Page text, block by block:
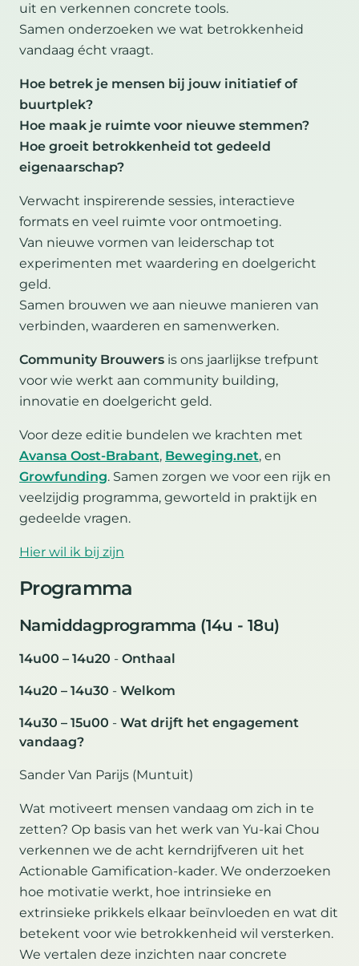
uit en verkennen concrete tools.
Samen onderzoeken we wat betrokkenheid
vandaag écht vraagt.
Hoe betrek je mensen bij jouw initiatief of
buurtplek?
Hoe maak je ruimte voor nieuwe stemmen?
Hoe groeit betrokkenheid tot gedeeld
eigenaarschap?
Verwacht inspirerende sessies, interactieve
formats en veel ruimte voor ontmoeting.
Van nieuwe vormen van leiderschap tot
experimenten met waardering en doelgericht
geld.
Samen brouwen we aan nieuwe manieren van
verbinden, waarderen en samenwerken.
Community Brouwers is ons jaarlijkse trefpunt
voor wie werkt aan community building,
innovatie en doelgericht geld.
Voor deze editie bundelen we krachten met
Avansa Oost-Brabant, Beweging.net, en
Growfunding. Samen zorgen we voor een rijk en
veelzijdig programma, geworteld in praktijk en
gedeelde vragen.
Hier wil ik bij zijn
Programma
Namiddagprogramma (14u - 18u)
14u00 – 14u20 - Onthaal
14u20 – 14u30 - Welkom
14u30 – 15u00 - Wat drijft het engagement
vandaag?
Sander Van Parijs (Muntuit)
Wat motiveert mensen vandaag om zich in te
zetten? Op basis van het werk van Yu-kai Chou
verkennen we de acht kerndrijfveren uit het
Actionable Gamification-kader. We onderzoeken
hoe motivatie werkt, hoe intrinsieke en
extrinsieke prikkels elkaar beïnvloeden en wat dit
betekent voor wie betrokkenheid wil versterken.
We vertalen deze inzichten naar concrete